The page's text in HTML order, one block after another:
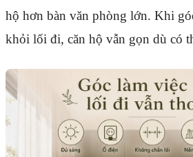
hộ hơn bàn văn phòng lớn. Khi
khỏi lối đi, căn hộ vẫn gọn dù có